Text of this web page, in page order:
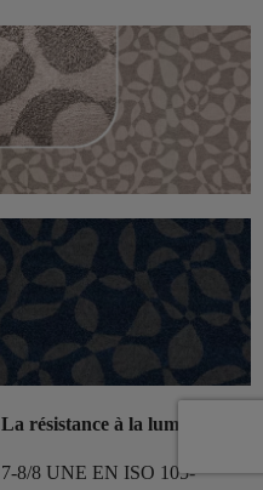
La résistance à la lumière
7-8/8 UNE EN ISO 105-